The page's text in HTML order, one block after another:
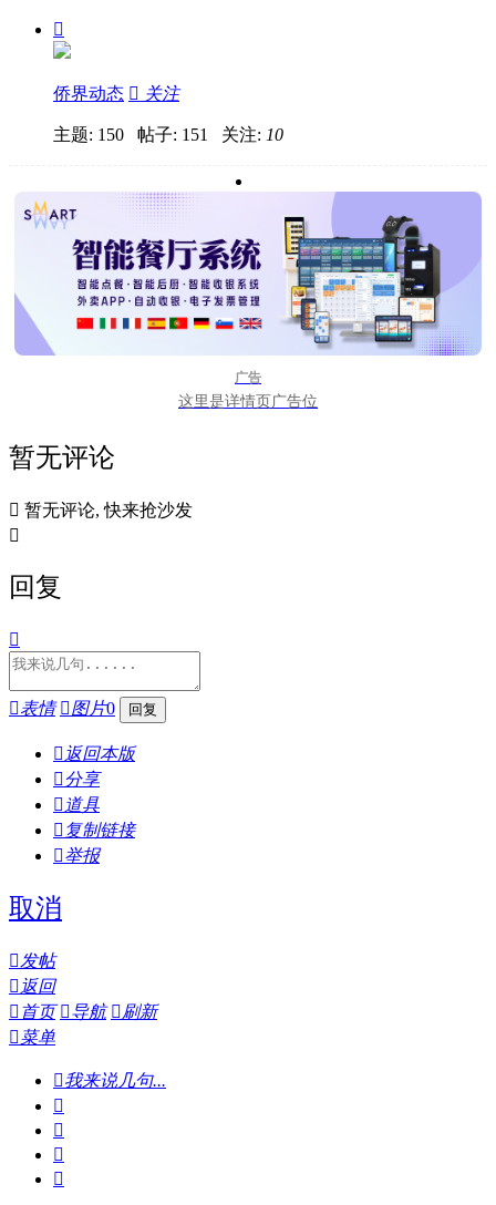

侨界动态  关注
主题: 150 帖子: 151 关注: 10
广告
这里是详情页广告位
暂无评论
 暂无评论, 快来抢沙发

回复

表情 图片0
 返回本版
分享
 道具
 复制链接
举报
取消
发帖
 返回
 首页 导航 刷新
菜单
我来说几句...



